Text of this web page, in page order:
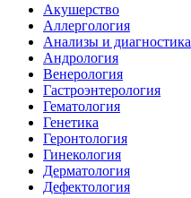
Акушерство
Аллергология
Анализы и диагностика
Андрология
Венерология
Гастроэнтерология
Гематология
Генетика
Геронтология
Гинекология
Дерматология
Дефектология